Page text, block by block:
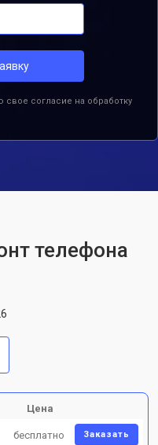
свое согласие на обработку
телефона
Цена
бесплатно Заказать